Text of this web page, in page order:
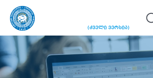
(ძველი ვერსია)